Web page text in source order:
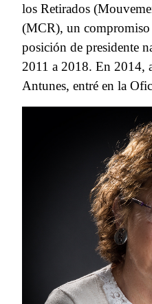
los Retirados
(MCR), un
posición de presidente
2011 a 2018. En 2014,
Antunes, entré en la